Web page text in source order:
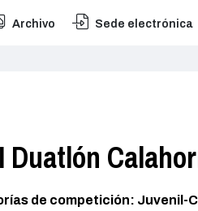
Archivo Sede electrónica
de competición: Juvenil-